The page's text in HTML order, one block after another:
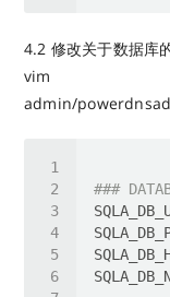
4.2 修改关于数据库
vim /
admin/
###